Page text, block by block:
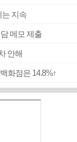
는 지속
메모 제출
안해
화점은 14.8%↑